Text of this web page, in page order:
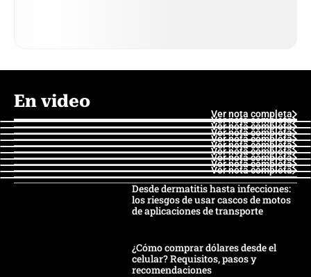
En video
Ver nota completa
Ver nota completa
Ver nota completa
Ver nota completa
Ver nota completa
Ver nota completa
Ver nota completa
Ver nota completa
Ver nota completa
Ver nota completa
Desde dermatitis hasta infecciones:
los riesgos de usar cascos de motos
de aplicaciones de transporte
¿Cómo comprar dólares desde el
celular? Requisitos, pasos y
recomendaciones